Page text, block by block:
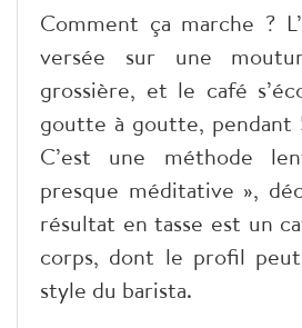
Comment ça marche ?
versée sur une
grossière, et le café
goutte à goutte, pendant
C’est une méthode
presque méditative »,
résultat en tasse est un
corps, dont le profil
style du barista.